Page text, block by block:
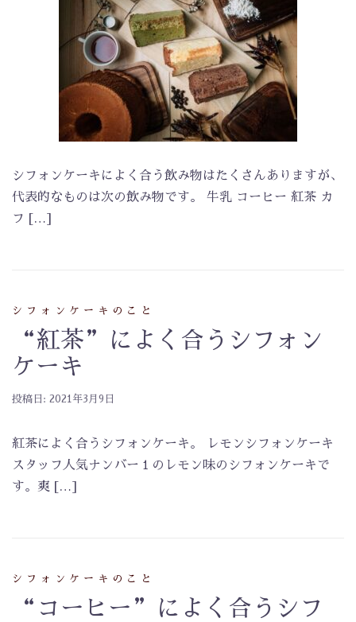
シフォンケーキによく合う飲み物はたくさんありますが、
代表的なものは次の飲み物です。 牛乳 コーヒー 紅茶 カ
フ […]
シフォンケーキのこと
“紅茶”によく合うシフォン
ケーキ
投稿日: 2021年3月9日
紅茶によく合うシフォンケーキ。 レモンシフォンケーキ
スタッフ人気ナンバー１のレモン味のシフォンケーキで
す。爽 […]
シフォンケーキのこと
“コーヒー”によく合うシフ